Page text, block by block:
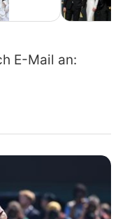
E-Mail an: